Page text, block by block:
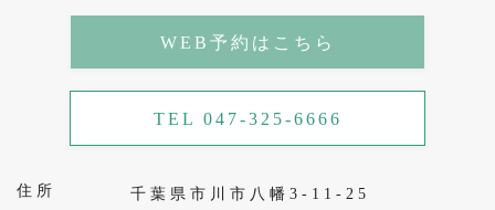
WEB予約はこちら
TEL 047-325-6666
住所
千葉県市川市八幡3-11-25